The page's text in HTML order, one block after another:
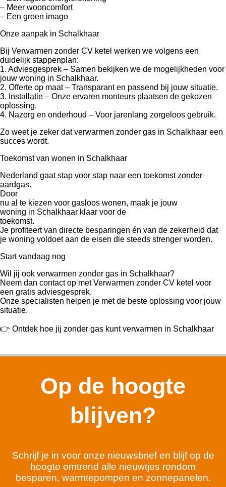
– Meer wooncomfort
– Een groen imago
Onze aanpak in Schalkhaar
Bij Verwarmen zonder CV ketel werken we volgens een
duidelijk stappenplan:
1. Adviesgesprek – Samen bekijken we de mogelijkheden voor
jouw woning in Schalkhaar.
2. Offerte op maat – Transparant en passend bij jouw situatie.
3. Installatie – Onze ervaren monteurs plaatsen de gekozen
oplossing.
4. Nazorg en onderhoud – Voor jarenlang zorgeloos gebruik.
Zo weet je zeker dat verwarmen zonder gas in Schalkhaar een
succes wordt.
Toekomst van wonen in Schalkhaar
Nederland gaat stap voor stap naar een toekomst zonder
aardgas.
Door
nu al te kiezen voor gasloos wonen, maak je jouw
woning in Schalkhaar klaar voor de
toekomst.
Je profiteert van directe besparingen én van de zekerheid dat
je woning voldoet aan de eisen die steeds strenger worden.
Start vandaag nog
Wil jij ook verwarmen zonder gas in Schalkhaar?
Neem dan contact op met Verwarmen zonder CV ketel voor
een gratis adviesgesprek.
Onze specialisten helpen je met de beste oplossing voor jouw
situatie.
👉 Ontdek hoe jij zonder gas kunt verwarmen in Schalkhaar
Op de hoogte
blijven?
Schrijf je in voor onze nieuwsbrief en blijf op de
hoogte omtrend alle nieuwtjes rondom
besparen, warmtepompen en zonnepanelen.